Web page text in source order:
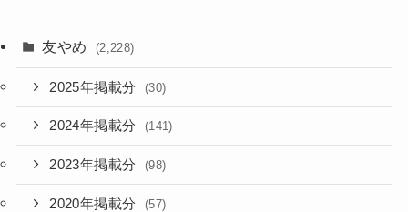
友やめ (2,228)
2025年掲載分 (30)
2024年掲載分 (141)
2023年掲載分 (98)
2020年掲載分 (57)